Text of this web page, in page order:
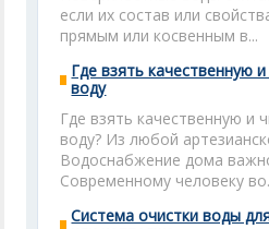
если их состав или
прямым или косвенным в...
Где взять качественную
воду
Где взять качественную и
воду? Из любой
Водоснабжение дома
Современному человеку
Система очистки воды